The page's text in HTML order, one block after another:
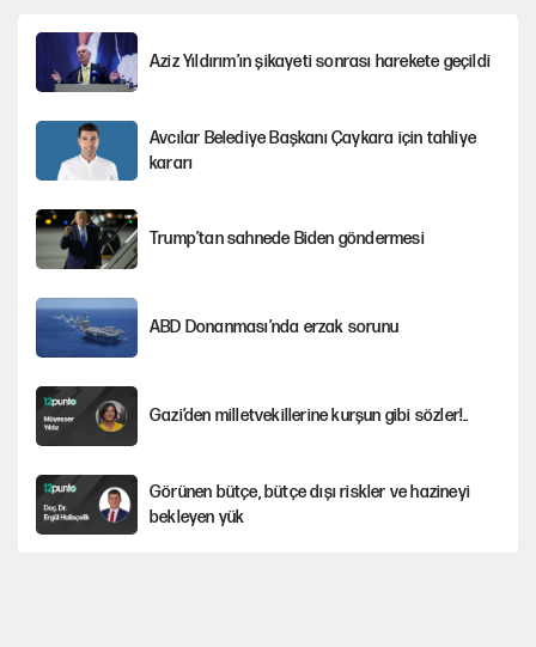
Aziz Yıldırım’ın şikayeti sonrası harekete geçildi
Avcılar Belediye Başkanı Çaykara için tahliye
kararı
Trump’tan sahnede Biden göndermesi
ABD Donanması’nda erzak sorunu
Gazi’den milletvekillerine kurşun gibi sözler!..
Görünen bütçe, bütçe dışı riskler ve hazineyi
bekleyen yük